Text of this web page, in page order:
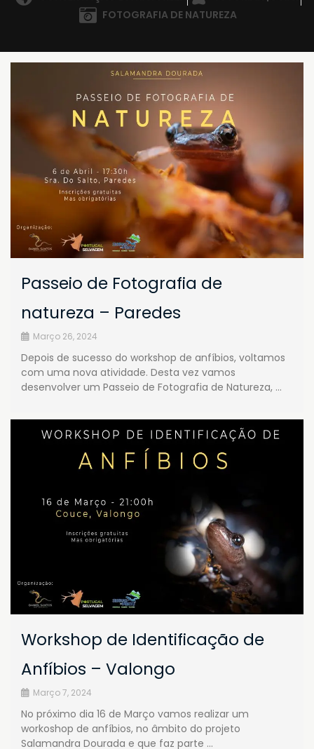
FOTOGRAFIA DE NATUREZA
Passeio de Fotografia de
natureza – Paredes
Março 26, 2024
Depois de sucesso do workshop de anfíbios, voltamos
com uma nova atividade. Desta vez vamos
desenvolver um Passeio de Fotografia de Natureza, …
Workshop de Identificação de
Anfíbios – Valongo
Março 7, 2024
No próximo dia 16 de Março vamos realizar um
workoshop de anfíbios, no âmbito do projeto
Salamandra Dourada e que faz parte …